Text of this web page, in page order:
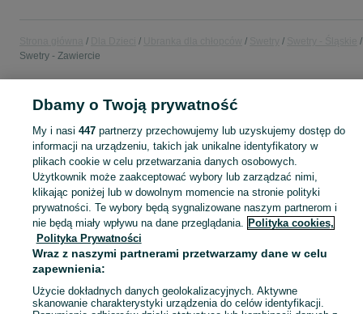
Swetry - Zawiercie
POLSKA » ŚLĄSKIE » ZAWIERCIE
KATEGORIA
ubranko do chrztu dla chłopca,ubranka na roczek dla chłopca Zobacz
Mapa kategorii
Mapa miejscowości
Mapa ministron
Popularne wyszukiwania
Dbamy o Twoją prywatność
My i nasi 447partnerzy przechowujemy lub uzyskujemy dostęp do
informacji na urządzeniu, takich jak unikalne identyfikatory w
plikach cookie w celu przetwarzania danych osobowych.
Użytkownik może zaakceptować wybory lub zarządzać nimi,
klikając poniżej lub w dowolnym momencie na stronie polityki
prywatności. Te wybory będą sygnalizowane naszym partnerom i
nie będą miały wpływu na dane przeglądania. Polityka cookies,
Polityka Prywatności
Wraz z naszymi partnerami przetwarzamy dane w celu
zapewnienia:
Użycie dokładnych danych geolokalizacyjnych. Aktywne
skanowanie charakterystyki urządzenia do celów identyfikacji.